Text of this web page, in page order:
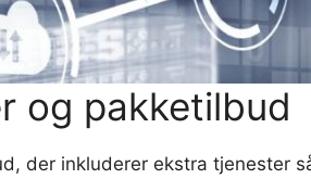
og pakketilbud
der inkluderer ekstra tjenester